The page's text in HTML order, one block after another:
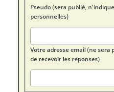
Pseudo (sera publié,
personnelles)
Votre adresse email (ne sera
de recevoir les réponses)